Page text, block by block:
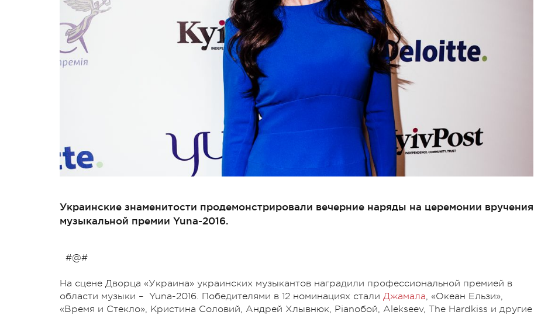
Украинские знаменитости продемонстрировали вечерние наряды на церемонии вручения
музыкальной премии Yuna-2016.
#@#
На сцене Дворца «Украина» украинских музыкантов наградили профессиональной премией в
области музыки – Yuna-2016. Победителями в 12 номинациях стали Джамала, «Океан Ельзи»,
«Время и Стекло», Кристина Соловий, Андрей Хлывнюк, Pianoбой, Alekseev, The Hardkiss и другие